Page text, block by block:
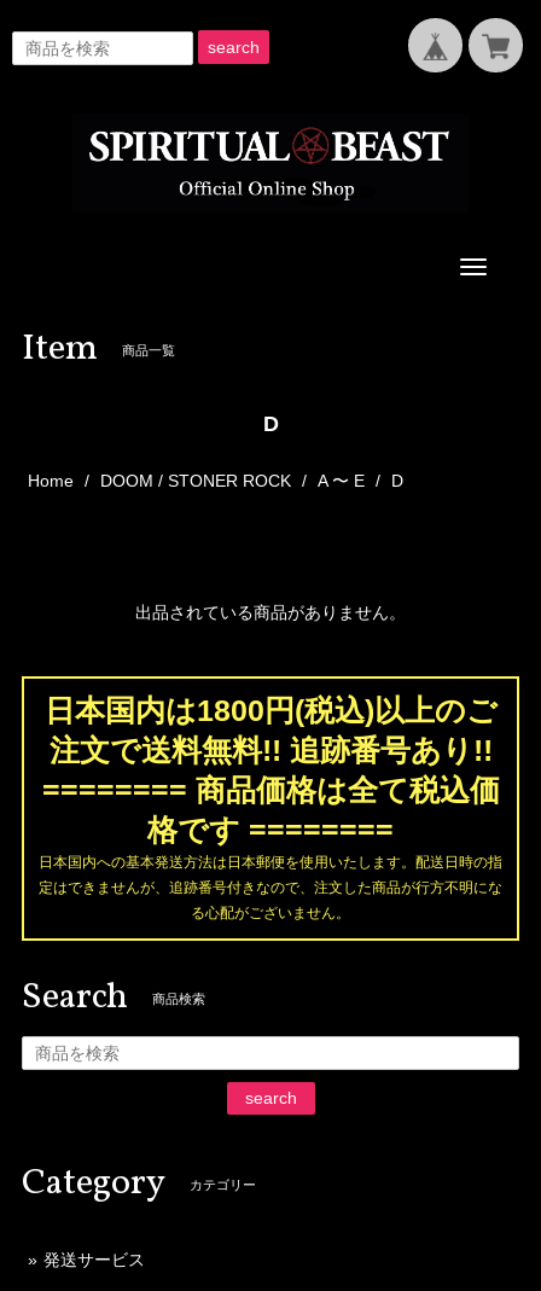
search
Toggle
Item 商品一覧
D
Home DOOM / STONER ROCK A 〜 E D
出品されている商品がありません。
日本国内は1800円(税込)以上のご
注文で送料無料!! 追跡番号あり!!
======== 商品価格は全て税込価
格です ========
日本国内への基本発送方法は日本郵便を使用いたします。配送日時の指
定はできませんが、追跡番号付きなので、注文した商品が行方不明にな
る心配がございません。
Search 商品検索
search
Category カテゴリー
発送サービス